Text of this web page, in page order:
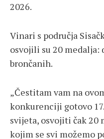
2026.
Vinari s područja
osvojili su 20
brončanih.
„Čestitam vam na
konkurenciji gotovo
svijeta, osvojiti čak 20
kojim se svi možemo